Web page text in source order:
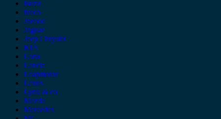
Isuzu
iveco
Jaecoo
Jaguar
Jeep Chrysler
KIA
Lada
Lancia
Leapmotor
Lexus
Lynk & co
Mazda
Mercedes